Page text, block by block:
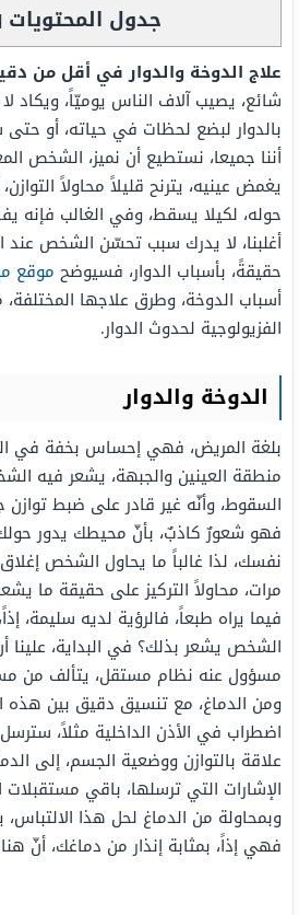
جدول المحتويات
علاج الدوخة والدوار في أقل من
شائع، يصيب آلاف الناس يوميّاً،
بالدوار لبضع لحظات في حياته، أو حتى
أننا جميعا، نستطيع أن نميز، الشخص
يغمض عينيه، يترنح قليلاً محاولاً
حوله، لكيلا يسقط، وفي الغالب فإنه
أغلبنا، لا يدرك سبب تحسّن الشخص عند
حقيقةً، بأسباب الدوار، فسيوضح موقع
أسباب الدوخة، وطرق علاجها المختلفة،
الفزيولوجية لحدوث الدوار.
الدوخة والدوار
بلغة المريض، فهي إحساس بخفة في
منطقة العينين والجبهة، يشعر فيه
السقوط، وأنّه غير قادر على ضبط توازن
فهو شعورٌ كاذبٌ، بأنّ محيطك يدور
نفسك، لذا غالباً ما يحاول الشخص
مرات، محاولاً التركيز على حقيقة ما
فيما يراه طبعاً، فالرؤية لديه سليمة،
الشخص يشعر بذلك؟ في البداية، علينا
مسؤول عنه نظام مستقل، يتألف من
ومن الدماغ، مع تنسيق دقيق بين هذه
اضطراب في الأذن الداخلية مثلاً،
علاقة بالتوازن ووضعية الجسم، إلى
الإشارات التي ترسلها، باقي
وبمحاولة من الدماغ لحل هذا
فهي إذاً، بمثابة إنذار من دماغك، أنّ